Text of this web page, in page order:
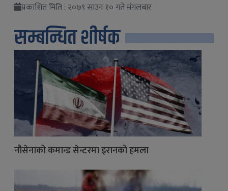
प्रकाशित मिति : २०७९ साउन १० गते मंगलबार
सम्बन्धित शीर्षक
नौसेनाको कमान्ड सेन्टरमा इरानको हमला